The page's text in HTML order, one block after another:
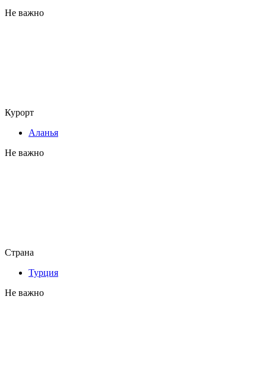
Не важно
Курорт
Аланья
Не важно
Страна
Турция
Не важно